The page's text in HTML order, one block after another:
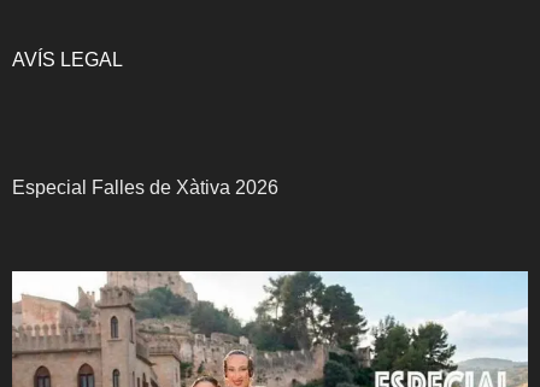
AVÍS LEGAL
Especial Falles de Xàtiva 2026